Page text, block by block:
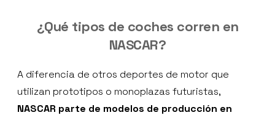
¿Qué tipos de coches corren en
NASCAR?
A diferencia de otros deportes de motor que
utilizan prototipos o monoplazas futuristas,
NASCAR parte de modelos de producción en